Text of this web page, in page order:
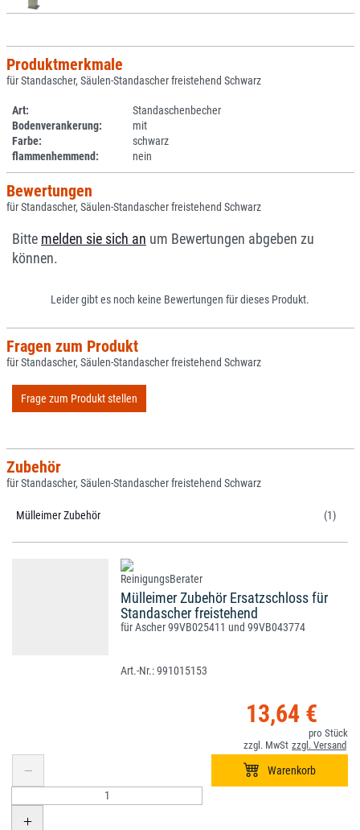
Produktmerkmale
für Standascher, Säulen-Standascher freistehend Schwarz
Art:
Standaschenbecher
Bodenverankerung:
mit
Farbe:
schwarz
flammenhemmend:
nein
Bewertungen
für Standascher, Säulen-Standascher freistehend Schwarz
Bitte melden sie sich an um Bewertungen abgeben zu
können.
Leider gibt es noch keine Bewertungen für dieses Produkt.
Fragen zum Produkt
für Standascher, Säulen-Standascher freistehend Schwarz
Frage zum Produkt stellen
Zubehör
für Standascher, Säulen-Standascher freistehend Schwarz
Mülleimer Zubehör (1)
Mülleimer Zubehör Ersatzschloss für
Standascher freistehend
für Ascher 99VB025411 und 99VB043774
991015153
13,64 €